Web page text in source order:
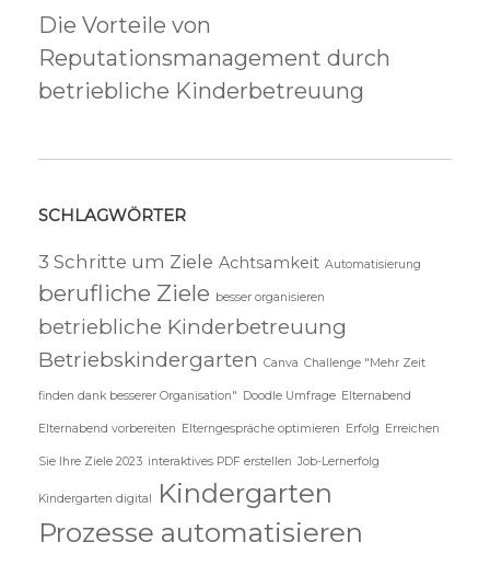
Die Vorteile von
Reputationsmanagement durch
betriebliche Kinderbetreuung
SCHLAGWÖRTER
3 Schritte um Ziele Achtsamkeit Automatisierung
berufliche Ziele besser organisieren
betriebliche Kinderbetreuung
Betriebskindergarten Canva Challenge "Mehr Zeit
finden dank besserer Organisation" Doodle Umfrage Elternabend
Elternabend vorbereiten Elterngespräche optimieren Erfolg Erreichen
Sie Ihre Ziele 2023 interaktives PDF erstellen Job-Lernerfolg
Kindergarten digital
Kindergarten
Prozesse automatisieren